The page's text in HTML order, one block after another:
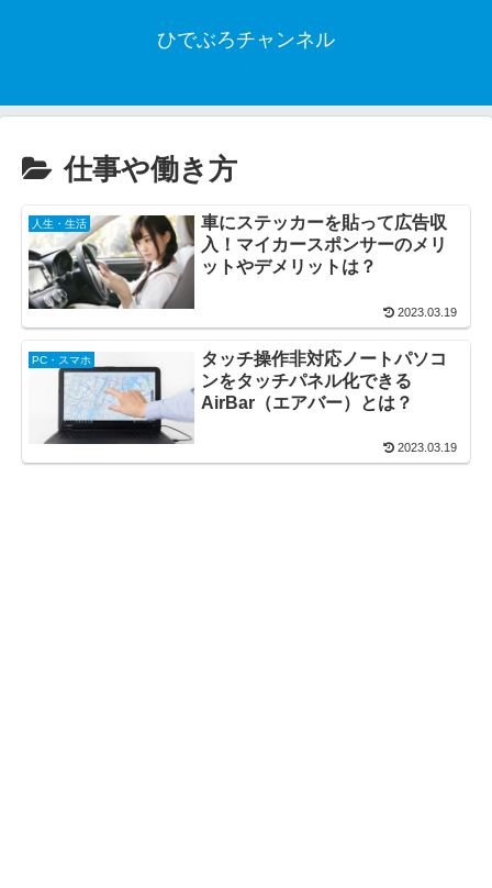
ひでぶろチャンネル
仕事や働き方
人生・生活
車にステッカーを貼って広告収
入！マイカースポンサーのメリ
ットやデメリットは？
2023.03.19
PC・スマホ
タッチ操作非対応ノートパソコ
ンをタッチパネル化できる
AirBar（エアバー）とは？
2023.03.19